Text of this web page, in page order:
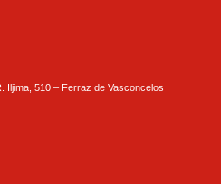
Iljima, 510 – Ferraz de Vasconcelos